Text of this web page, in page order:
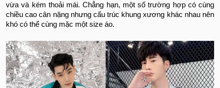
vừa và kém thoải mái. Chẳng hạn, một số trường hợp có cùng
chiều cao cân nặng nhưng cấu trúc khung xương khác nhau nên
khó có thể cùng mặc một size áo.